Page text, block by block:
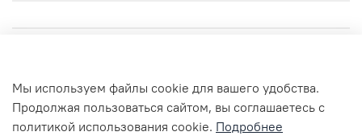
© 2023-2026 Любое использование контента без письменного
разрешения запрещено
Мы используем файлы cookie для вашего удобства.
Продолжая пользоваться сайтом, вы соглашаетесь с
политикой использования cookie. Подробнее